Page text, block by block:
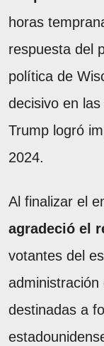
horas
respuesta del
política de
decisivo en
Trump logró
2024.
Al finalizar el
agradeció el
votantes del
destinadas a